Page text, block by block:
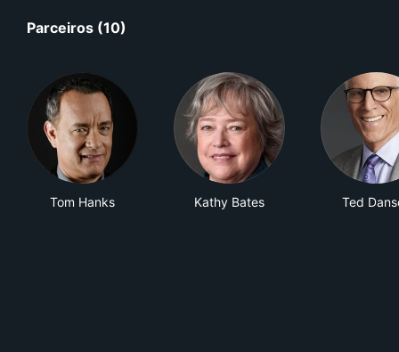
Parceiros (10)
Tom Hanks Kathy Bates Ted